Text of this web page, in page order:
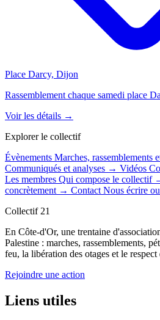
Place Darcy, Dijon
Rassemblement chaque samedi place
Voir les détails →
Explorer le collectif
Évènements Marches, rassemblements
Communiqués et analyses → Vidéos
Les membres Qui compose le collectif
concrètement → Contact Nous écrire
Collectif 21
En Côte-d'Or, une trentaine
Palestine : marches, rassemblements,
feu, la libération des otages et le
Rejoindre une action
Liens utiles